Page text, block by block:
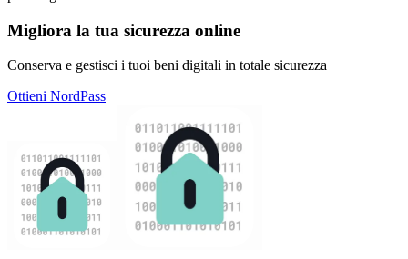
Migliora la tua sicurezza online
Conserva e gestisci i tuoi beni digitali in totale sicurezza
Ottieni NordPass